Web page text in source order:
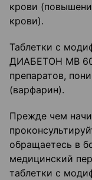
крови
крови).
Таблетки с
ДИАБЕТОН МВ 60
препаратов,
(варфарин).
Прежде чем
обращаетесь в
медицинский
таблетки с